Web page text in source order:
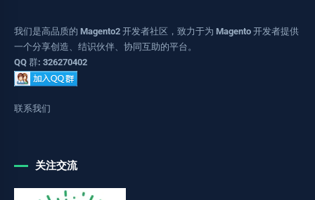
我们是高品质的 Magento2 开发者社区，致力于为 Magento 开发者提供
一个分享创造、结识伙伴、协同互助的平台。
QQ 群: 326270402
联系我们
关注交流